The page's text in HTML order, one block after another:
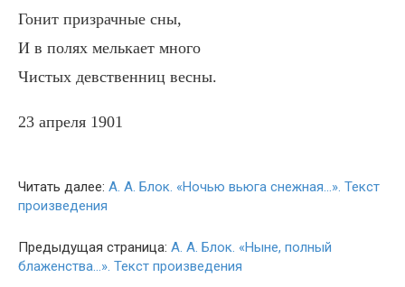
Гонит призрачные сны,
И в полях мелькает много
Чистых девственниц весны.
23 апреля 1901
Читать далее: А. А. Блок. «Ночью вьюга снежная…». Текст
произведения
Предыдущая страница: А. А. Блок. «Ныне, полный
блаженства…». Текст произведения